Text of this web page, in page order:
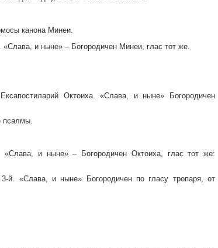
канона Минеи.
«Слава, и ныне» – Богородичен Минеи, глас тот же.
Октоиха. «Слава, и ныне» Богородичен
псалмы.
«Слава, и ныне» – Богородичен Октоиха, глас тот же:
й. «Слава, и ныне» Богородичен по гласу тропаря, от